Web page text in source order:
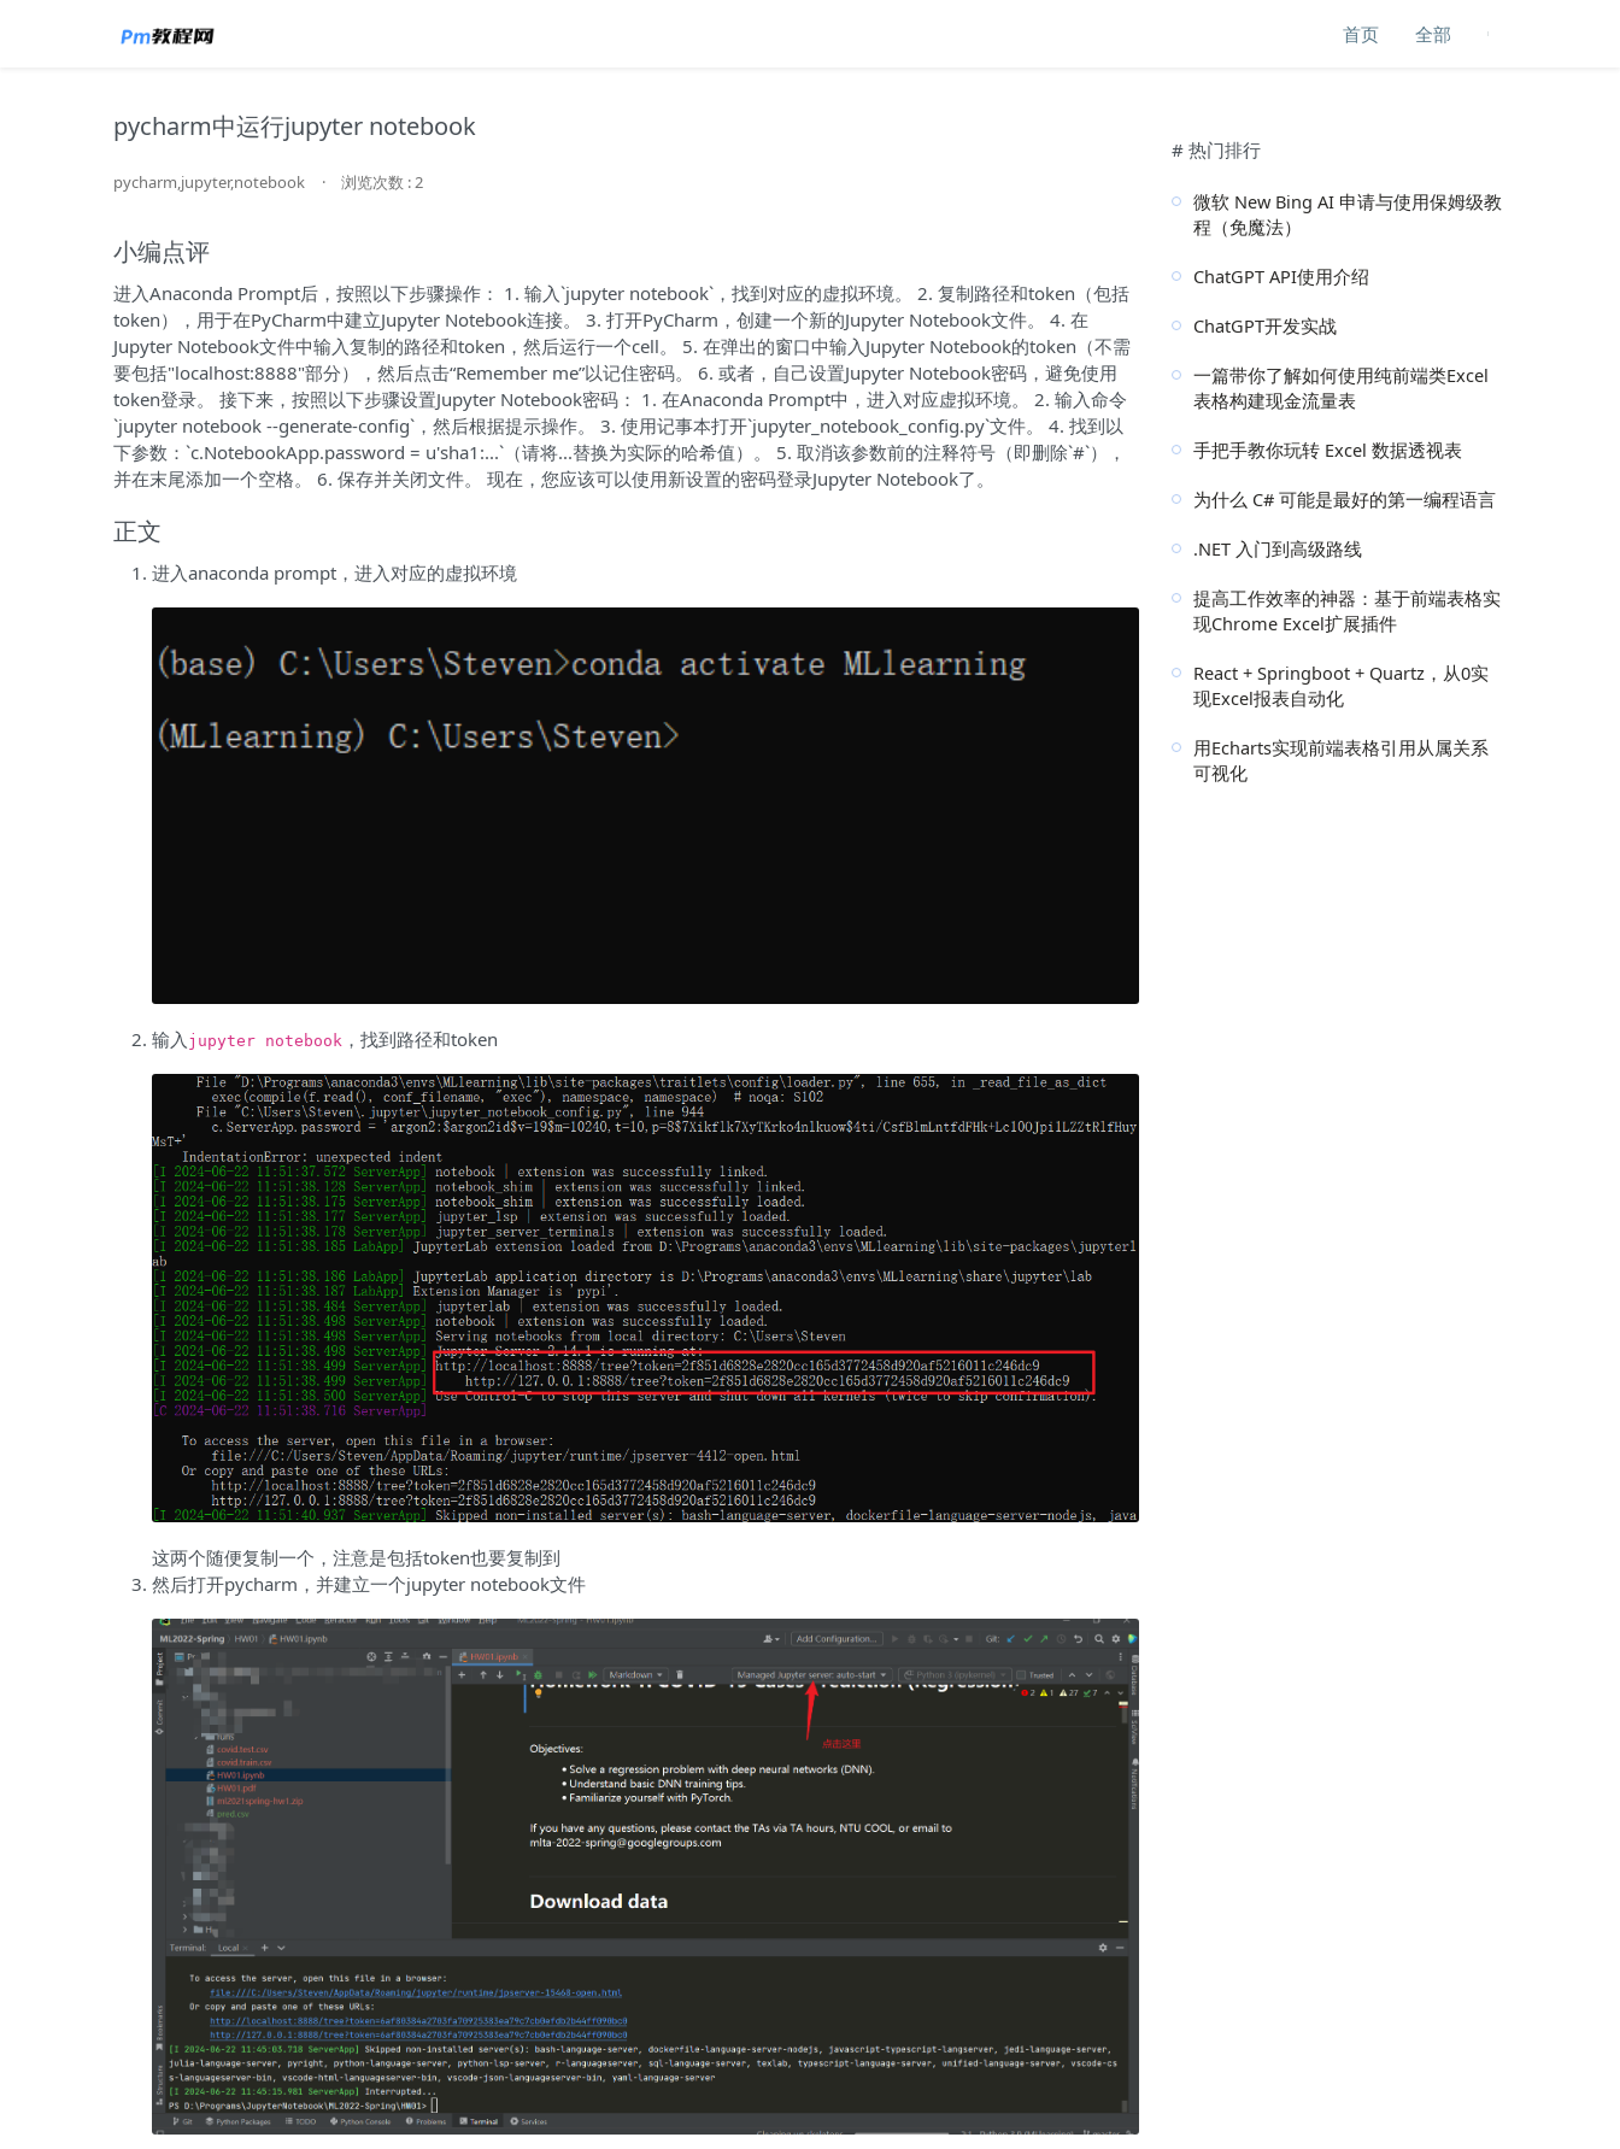
首页 全部
pycharm中运行jupyter notebook
pycharm,jupyter,notebook · 浏览次数 : 2
小编点评
进入Anaconda Prompt后，按照以下步骤操作： 1. 输入`jupyter notebook`，找到对应的虚拟环境。 2. 复制路径和token（包括
token），用于在PyCharm中建立Jupyter Notebook连接。 3. 打开PyCharm，创建一个新的Jupyter Notebook文件。 4. 在
Jupyter Notebook文件中输入复制的路径和token，然后运行一个cell。 5. 在弹出的窗口中输入Jupyter Notebook的token（不需
要包括"localhost:8888"部分），然后点击“Remember me”以记住密码。 6. 或者，自己设置Jupyter Notebook密码，避免使用
token登录。 接下来，按照以下步骤设置Jupyter Notebook密码： 1. 在Anaconda Prompt中，进入对应虚拟环境。 2. 输入命令
`jupyter notebook --generate-config`，然后根据提示操作。 3. 使用记事本打开`jupyter_notebook_config.py`文件。 4. 找到以
下参数：`c.NotebookApp.password = u'sha1:...`（请将...替换为实际的哈希值）。 5. 取消该参数前的注释符号（即删除`#`），
并在末尾添加一个空格。 6. 保存并关闭文件。 现在，您应该可以使用新设置的密码登录Jupyter Notebook了。
正文
进入anaconda prompt，进入对应的虚拟环境
输入 jupyter notebook ，找到路径和token
这两个随便复制一个，注意是包括token也要复制到
然后打开pycharm，并建立一个jupyter notebook文件
# 热门排行
微软 New Bing AI 申请与使用保姆级教
程（免魔法）
ChatGPT API使用介绍
ChatGPT开发实战
一篇带你了解如何使用纯前端类Excel
表格构建现金流量表
手把手教你玩转 Excel 数据透视表
为什么 C# 可能是最好的第一编程语言
.NET 入门到高级路线
提高工作效率的神器：基于前端表格实
现Chrome Excel扩展插件
React + Springboot + Quartz，从0实
现Excel报表自动化
用Echarts实现前端表格引用从属关系
可视化